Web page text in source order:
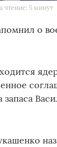
чтение: 5 минут
о
запаса